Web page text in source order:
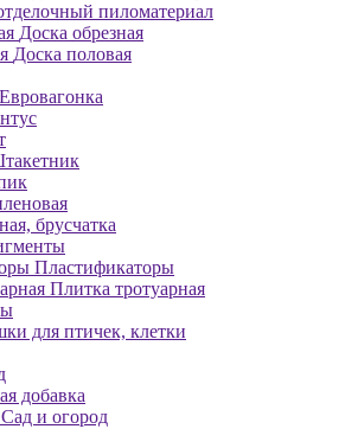
пиломатериал
Доска обрезная
Доска половая
Евровагонка
брусчатка
Пластификаторы
Плитка тротуарная
для птичек, клетки
добавка
Сад и огород